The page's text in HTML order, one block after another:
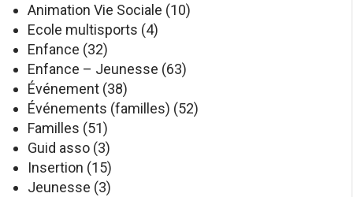
Animation Vie Sociale (10)
Ecole multisports (4)
Enfance (32)
Enfance – Jeunesse (63)
Événement (38)
Événements (familles) (52)
Familles (51)
Guid asso (3)
Insertion (15)
Jeunesse (3)